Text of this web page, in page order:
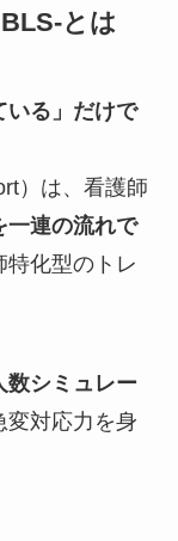
とは
いる」だけで
）は、看護師
一連の流れで
特化型のトレ
数シミュレー
変対応力を身